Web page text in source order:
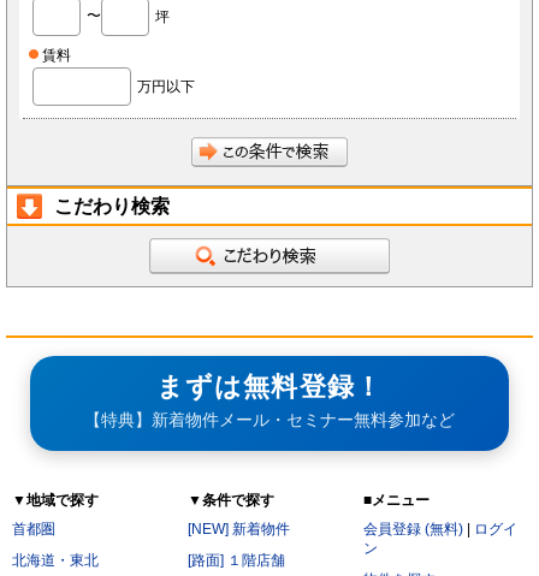
〜
坪
賃料
万円以下
こだわり検索
まずは無料登録！
【特典】新着物件メール・セミナー無料参加など
▼地域で探す
首都圏
北海道・東北
▼条件で探す
[NEW] 新着物件
[路面] １階店舗
■メニュー
会員登録 (無料)
ログイ
ン